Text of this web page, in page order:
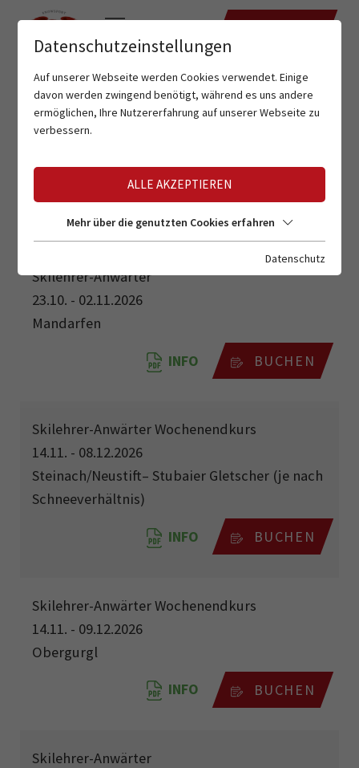
SKILEHRER-ANWÄRTER
Skilehrer-Anwärter
23.10. - 02.11.2026
Mandarfen
INFO BUCHEN
Skilehrer-Anwärter Wochenendkurs
14.11. - 08.12.2026
Steinach/Neustift– Stubaier Gletscher (je nach
Schneeverhältnis)
INFO BUCHEN
Skilehrer-Anwärter Wochenendkurs
14.11. - 09.12.2026
Obergurgl
INFO BUCHEN
Skilehrer-Anwärter
Datenschutzeinstellungen
Auf unserer Webseite werden Cookies verwendet. Einige
davon werden zwingend benötigt, während es uns andere
ermöglichen, Ihre Nutzererfahrung auf unserer Webseite zu
verbessern.
ALLE AKZEPTIEREN
Mehr über die genutzten Cookies erfahren
Datenschutz